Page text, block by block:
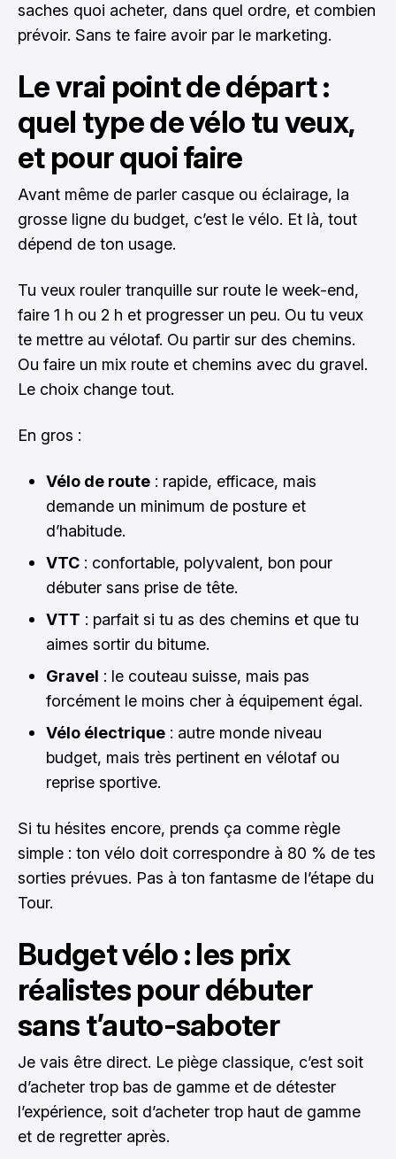
saches quoi acheter, dans quel ordre, et combien
prévoir. Sans te faire avoir par le marketing.
Le vrai point de départ :
quel type de vélo tu veux,
et pour quoi faire
Avant même de parler casque ou éclairage, la
grosse ligne du budget, c’est le vélo. Et là, tout
dépend de ton usage.
Tu veux rouler tranquille sur route le week-end,
faire 1 h ou 2 h et progresser un peu. Ou tu veux
te mettre au vélotaf. Ou partir sur des chemins.
Ou faire un mix route et chemins avec du gravel.
Le choix change tout.
En gros :
Vélo de route : rapide, efficace, mais
demande un minimum de posture et
d’habitude.
VTC : confortable, polyvalent, bon pour
débuter sans prise de tête.
VTT : parfait si tu as des chemins et que tu
aimes sortir du bitume.
Gravel : le couteau suisse, mais pas
forcément le moins cher à équipement égal.
Vélo électrique : autre monde niveau
budget, mais très pertinent en vélotaf ou
reprise sportive.
Si tu hésites encore, prends ça comme règle
simple : ton vélo doit correspondre à 80 % de tes
sorties prévues. Pas à ton fantasme de l’étape du
Tour.
Budget vélo : les prix
réalistes pour débuter
sans t’auto-saboter
Je vais être direct. Le piège classique, c’est soit
d’acheter trop bas de gamme et de détester
l’expérience, soit d’acheter trop haut de gamme
et de regretter après.